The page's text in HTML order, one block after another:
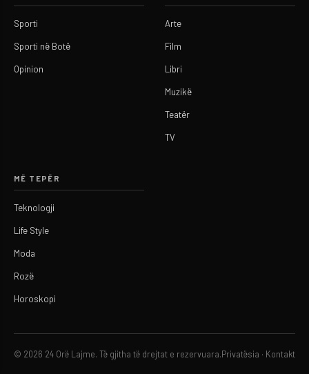
Sporti
Sporti në Botë
Opinion
Arte
Film
Libri
Muzikë
Teatër
TV
MË TEPËR
Teknologji
Life Style
Moda
Rozë
Horoskopi
© 2026 24 Orë Lajme. Të gjitha të drejtat e rezervuara. Privatësia · Kontakt